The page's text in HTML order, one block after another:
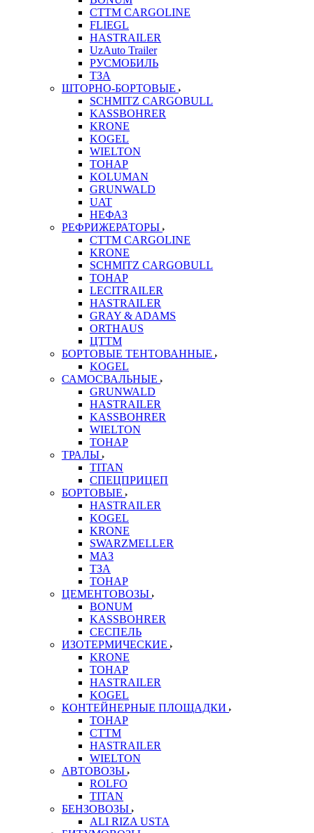
CTTM CARGOLINE
FLIEGL
HASTRAILER
UzAuto Trailer
РУСМОБИЛЬ
ТЗА
ШТОРНО-БОРТОВЫЕ
SCHMITZ CARGOBULL
KASSBOHRER
KRONE
KOGEL
WIELTON
ТОНАР
KOLUMAN
GRUNWALD
UAT
НЕФАЗ
РЕФРИЖЕРАТОРЫ
CTTM CARGOLINE
KRONE
SCHMITZ CARGOBULL
ТОНАР
LECITRAILER
HASTRAILER
GRAY & ADAMS
ORTHAUS
ЦТТМ
БОРТОВЫЕ ТЕНТОВАННЫЕ
KOGEL
САМОСВАЛЬНЫЕ
GRUNWALD
HASTRAILER
KASSBOHRER
WIELTON
ТОНАР
ТРАЛЫ
TITAN
СПЕЦПРИЦЕП
БОРТОВЫЕ
HASTRAILER
KOGEL
KRONE
SWARZMELLER
МАЗ
ТЗА
ТОНАР
ЦЕМЕНТОВОЗЫ
BONUM
KASSBOHRER
СЕСПЕЛЬ
ИЗОТЕРМИЧЕСКИЕ
KRONE
ТОНАР
HASTRAILER
KOGEL
КОНТЕЙНЕРНЫЕ ПЛОЩАДКИ
ТОНАР
CTTM
HASTRAILER
WIELTON
АВТОВОЗЫ
ROLFO
TITAN
БЕНЗОВОЗЫ
ALI RIZA USTA